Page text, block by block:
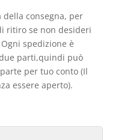
consegna, per
ritiro se non desideri
spedizione è
parti,quindi può
per tuo conto (Il
essere aperto).